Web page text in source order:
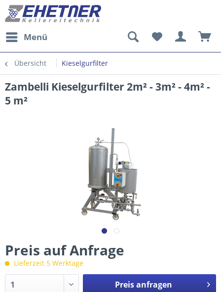
Menü
Übersicht Kieselgurfilter
Zambelli Kieselgurfilter 2m² - 3m² - 4m² -
5 m²
Preis auf Anfrage
Lieferzeit 5 Werktage
Preis anfragen